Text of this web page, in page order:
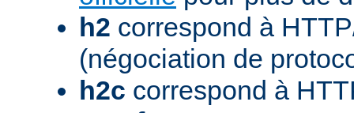
h2 correspond à
(négociation de
h2c correspond à